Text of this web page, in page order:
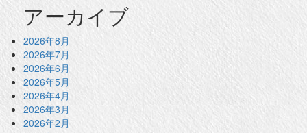
アーカイブ
2026年8月
2026年7月
2026年6月
2026年5月
2026年4月
2026年3月
2026年2月